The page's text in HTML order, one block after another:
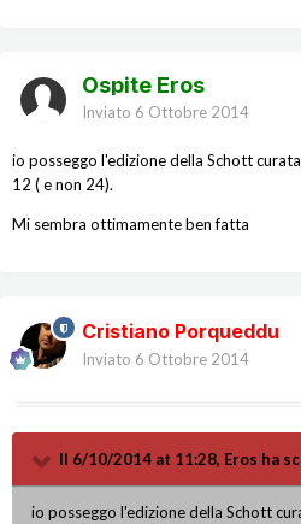
Ospite Eros
Inviato 6 Ottobre 2014
io posseggo l'edizione della Schott
12 ( e non 24).
Mi sembra ottimamente ben fatta
Cristiano Porqueddu
Inviato 6 Ottobre 2014
Il 6/10/2014 at 11:28, Eros ha
io posseggo l'edizione della Schott